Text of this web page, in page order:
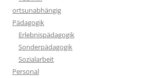
ortsunabhängig
Pädagogik
Erlebnispädagogik
Sonderpädagogik
Sozialarbeit
Personal